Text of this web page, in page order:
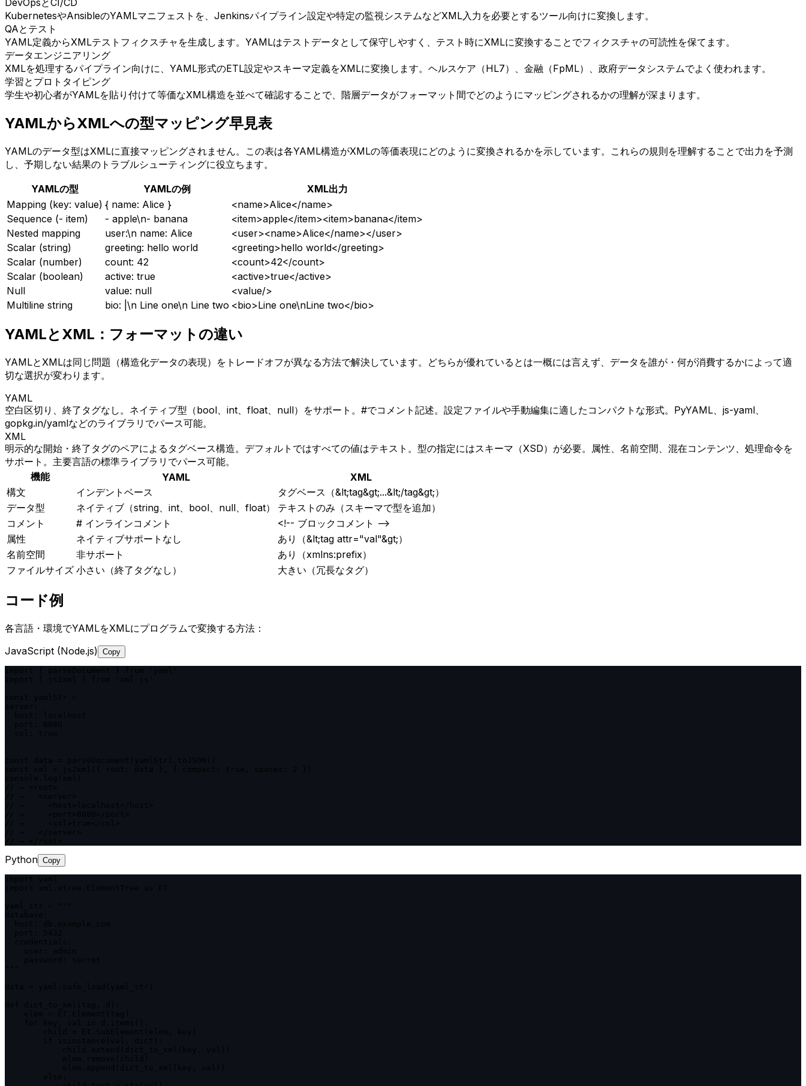
DevOpsとCI/CD
KubernetesやAnsibleのYAMLマニフェストを、Jenkinsパイプライン設定や特定の監視システムなどXML入力を必要とするツール向けに変換します。
QAとテスト
YAML定義からXMLテストフィクスチャを生成します。YAMLはテストデータとして保守しやすく、テスト時にXMLに変換することでフィクスチャの可読性を保てます。
データエンジニアリング
XMLを処理するパイプライン向けに、YAML形式のETL設定やスキーマ定義をXMLに変換します。ヘルスケア（HL7）、金融（FpML）、政府データシステムでよく使われます。
学習とプロトタイピング
学生や初心者がYAMLを貼り付けて等価なXML構造を並べて確認することで、階層データがフォーマット間でどのようにマッピングされるかの理解が深まります。
YAMLからXMLへの型マッピング早見表
YAMLのデータ型はXMLに直接マッピングされません。この表は各YAML構造がXMLの等価表現にどのように変換されるかを示しています。これらの規則を理解することで出力を予測
し、予期しない結果のトラブルシューティングに役立ちます。
YAMLの型 YAMLの例
XML出力
Mapping (key: value) { name: Alice }
<name>Alice</name>
Sequence (- item)
- apple\n- banana
<item>apple</item><item>banana</item>
Nested mapping
user:\n name: Alice
<user><name>Alice</name></user>
Scalar (string)
greeting: hello world
<greeting>hello world</greeting>
Scalar (number)
count: 42
<count>42</count>
Scalar (boolean)
active: true
<active>true</active>
Null
value: null
<value/>
Multiline string
bio: |\n Line one\n Line two <bio>Line one\nLine two</bio>
YAMLとXML：フォーマットの違い
YAMLとXMLは同じ問題（構造化データの表現）をトレードオフが異なる方法で解決しています。どちらが優れているとは一概には言えず、データを誰が・何が消費するかによって適
切な選択が変わります。
YAML
空白区切り、終了タグなし。ネイティブ型（bool、int、float、null）をサポート。#でコメント記述。設定ファイルや手動編集に適したコンパクトな形式。PyYAML、js-yaml、
gopkg.in/yamlなどのライブラリでパース可能。
XML
明示的な開始・終了タグのペアによるタグベース構造。デフォルトではすべての値はテキスト。型の指定にはスキーマ（XSD）が必要。属性、名前空間、混在コンテンツ、処理命令を
サポート。主要言語の標準ライブラリでパース可能。
機能
YAML
XML
構文
インデントベース
タグベース（&lt;tag&gt;...&lt;/tag&gt;）
データ型
ネイティブ（string、int、bool、null、float）
テキストのみ（スキーマで型を追加）
コメント
# インラインコメント
<!-- ブロックコメント -->
属性
ネイティブサポートなし
あり（&lt;tag attr="val"&gt;）
名前空間
非サポート
あり（xmlns:prefix）
ファイルサイズ 小さい（終了タグなし） 大きい（冗長なタグ）
コード例
各言語・環境でYAMLをXMLにプログラムで変換する方法：
JavaScript (Node.js) Copy
Python Copy